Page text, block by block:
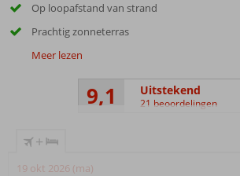
Op loopafstand van strand
Prachtig zonneterras
Meer lezen
9,1 Uitstekend
21 beoordelingen
+
19 okt 2026 (ma)